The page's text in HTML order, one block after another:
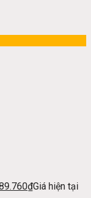
₫Giá hiện tại